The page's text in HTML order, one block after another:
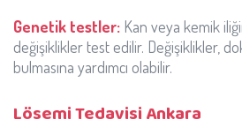
Genetik testler: Kan veya kemik
değişiklikler test edilir. Değişiklikler,
bulmasına yardımcı olabilir.
Lösemi Tedavisi Ankara